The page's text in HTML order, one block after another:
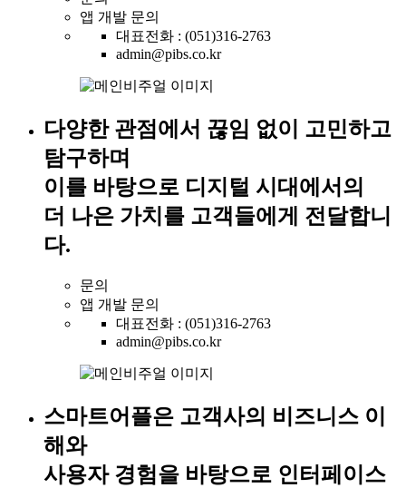
앱 개발 문의
대표전화 : (051)316-2763
admin@pibs.co.kr
다양한 관점에서 끊임 없이 고민하고
탐구하며
이를 바탕으로 디지털 시대에서의
더 나은 가치를 고객들에게 전달합니
다.
문의
앱 개발 문의
대표전화 : (051)316-2763
admin@pibs.co.kr
스마트어플은 고객사의 비즈니스 이
해와
사용자 경험을 바탕으로 인터페이스